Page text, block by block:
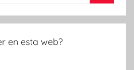
en esta web?